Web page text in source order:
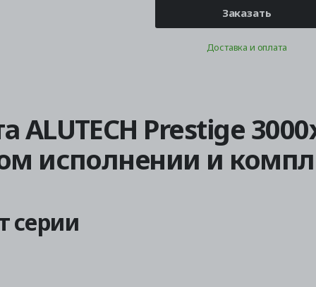
Заказать
Доставка и оплата
ALUTECH Prestige
исполнении и
серии